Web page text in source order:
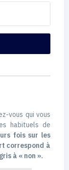
vous qui vous
habituels de
fois sur les
correspond à
à « non ».